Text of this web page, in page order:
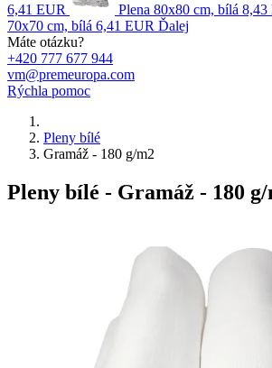
6,41 EUR Plena 80x80 cm, bílá 8,43
70x70 cm, bílá 6,41 EUR Ďalej
Máte otázku?
+420 777 677 944
vm@premeuropa.com
Rýchla pomoc
Pleny bílé
Gramáž - 180 g/m2
Pleny bílé - Gramáž - 180 g/